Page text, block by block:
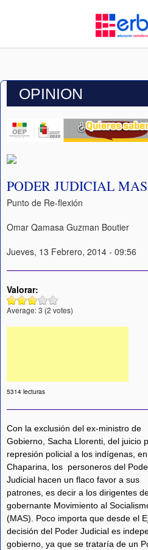
OPINION
PODER JUDICIAL
Punto de Re-flexión
Omar Qamasa Guzman Boutier
Jueves, 13 Febrero, 2014 - 09:56
Valorar:
Average:3 (2 votes)
5314 lecturas
Con la exclusión del ex-ministro de
Gobierno, Sacha Llorenti, del juicio
represión policial a los indígenas, en
Chaparina, los personeros del
Judicial hacen un flaco favor a sus
patrones, es decir a los dirigentes
gobernante Movimiento al
(MAS). Poco importa que desde el
decisión del Poder Judicial es
gobierno, ya que se trataría de un